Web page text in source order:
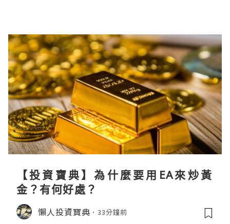
【投資寶典】為什麼要用EA來炒黃
金？有何好處？
懶人投資寶典 33分鐘前